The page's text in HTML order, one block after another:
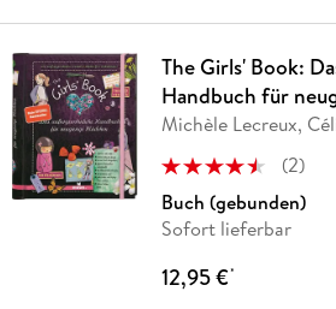
The Girls' Book:
Handbuch für
Michèle Lecreux,
(2)
Buch (gebunden)
Sofort lieferbar
12,95 €*